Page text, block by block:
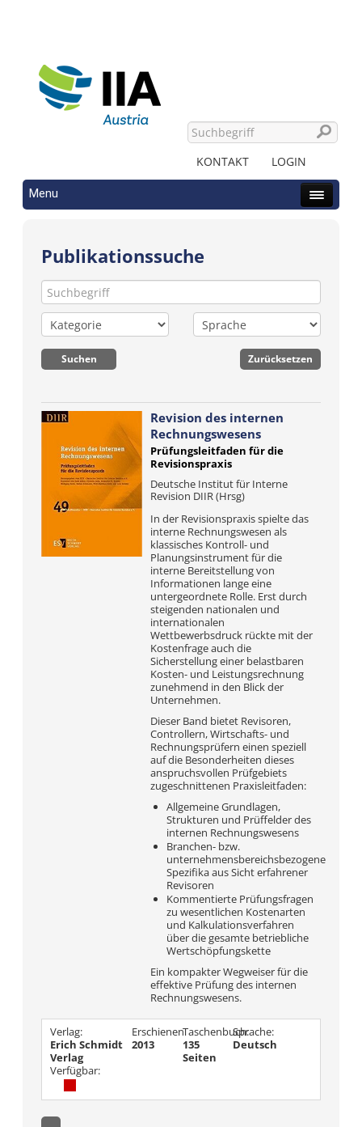
KONTAKT LOGIN
Menu
Publikationssuche
Revision des internen
Rechnungswesens
Prüfungsleitfaden für die
Revisionspraxis
Deutsche Institut für Interne
Revision DIIR (Hrsg)
In der Revisionspraxis spielte das
interne Rechnungswesen als
klassisches Kontroll- und
Planungsinstrument für die
interne Bereitstellung von
Informationen lange eine
untergeordnete Rolle. Erst durch
steigenden nationalen und
internationalen
Wettbewerbsdruck rückte mit der
Kostenfrage auch die
Sicherstellung einer belastbaren
Kosten- und Leistungsrechnung
zunehmend in den Blick der
Unternehmen.
Dieser Band bietet Revisoren,
Controllern, Wirtschafts- und
Rechnungsprüfern einen speziell
auf die Besonderheiten dieses
anspruchsvollen Prüfgebiets
zugeschnittenen Praxisleitfaden:
Allgemeine Grundlagen,
Strukturen und Prüffelder des
internen Rechnungswesens
Branchen- bzw.
unternehmensbereichsbezogene
Spezifika aus Sicht erfahrener
Revisoren
Kommentierte Prüfungsfragen
zu wesentlichen Kostenarten
und Kalkulationsverfahren
über die gesamte betriebliche
Wertschöpfungskette
Ein kompakter Wegweiser für die
effektive Prüfung des internen
Rechnungswesens.
Verlag:
Erich Schmidt
Verlag
Erschienen
2013
Taschenbuch:
135
Seiten
Sprache:
Deutsch
Verfügbar: